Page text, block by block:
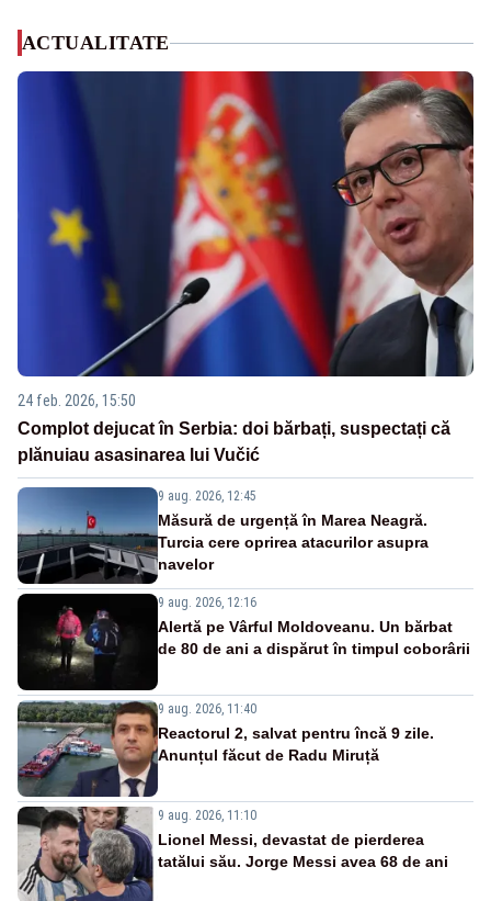
ACTUALITATE
24 feb. 2026, 15:50
Complot dejucat în Serbia: doi bărbați, suspectați că
plănuiau asasinarea lui Vučić
9 aug. 2026, 12:45
Măsură de urgență în Marea Neagră.
Turcia cere oprirea atacurilor asupra
navelor
9 aug. 2026, 12:16
Alertă pe Vârful Moldoveanu. Un bărbat
de 80 de ani a dispărut în timpul coborârii
9 aug. 2026, 11:40
Reactorul 2, salvat pentru încă 9 zile.
Anunțul făcut de Radu Miruță
9 aug. 2026, 11:10
Lionel Messi, devastat de pierderea
tatălui său. Jorge Messi avea 68 de ani